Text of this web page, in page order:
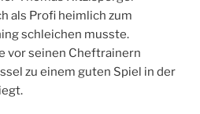
als Profi heimlich zum
schleichen musste.
vor seinen Cheftrainern
zu einem guten Spiel in der